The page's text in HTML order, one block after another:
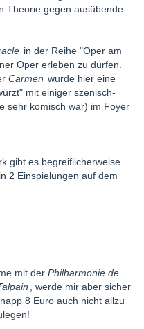
Theorie gegen ausübende
in der Reihe "Oper am
Oper erleben zu dürfen.
Carmen wurde hier eine
mit einiger szenisch-
sehr komisch war) im Foyer
gibt es begreiflicherweise
2 Einspielungen auf dem
mit der Philharmonie de
, werde mir aber sicher
8 Euro auch nicht allzu